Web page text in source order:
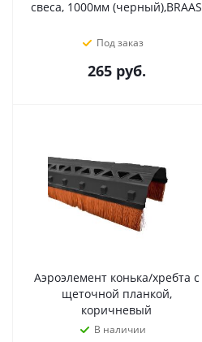
свеса, 1000мм (черный),BRAAS
Под заказ
265руб.
Аэроэлемент конька/хребта с
щеточной планкой,
коричневый
В наличии